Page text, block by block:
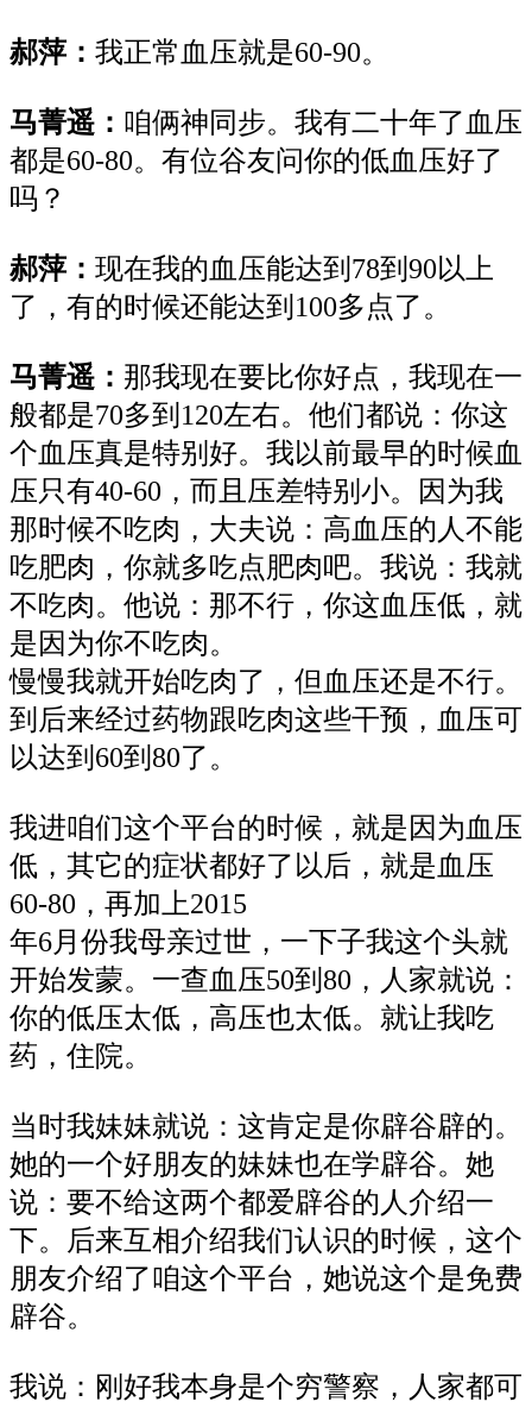
郝萍： 我正常血压就是60-90。
马菁遥： 咱俩神同步。我有二十年了血压
都是60-80。有位谷友问你的低血压好了
吗？
郝萍： 现在我的血压能达到78到90以上
了，有的时候还能达到100多点了。
马菁遥： 那我现在要比你好点，我现在一
般都是70多到120左右。他们都说：你这
个血压真是特别好。我以前最早的时候血
压只有40-60，而且压差特别小。因为我
那时候不吃肉，大夫说：高血压的人不能
吃肥肉，你就多吃点肥肉吧。我说：我就
不吃肉。他说：那不行，你这血压低，就
是因为你不吃肉。
慢慢我就开始吃肉了，但血压还是不行。
到后来经过药物跟吃肉这些干预，血压可
以达到60到80了。
我进咱们这个平台的时候，就是因为血压
低，其它的症状都好了以后，就是血压
60-80，再加上2015
年6月份我母亲过世，一下子我这个头就
开始发蒙。一查血压50到80，人家就说：
你的低压太低，高压也太低。就让我吃
药，住院。
当时我妹妹就说：这肯定是你辟谷辟的。
她的一个好朋友的妹妹也在学辟谷。她
说：要不给这两个都爱辟谷的人介绍一
下。后来互相介绍我们认识的时候，这个
朋友介绍了咱这个平台，她说这个是免费
辟谷。
我说：刚好我本身是个穷警察，人家都可